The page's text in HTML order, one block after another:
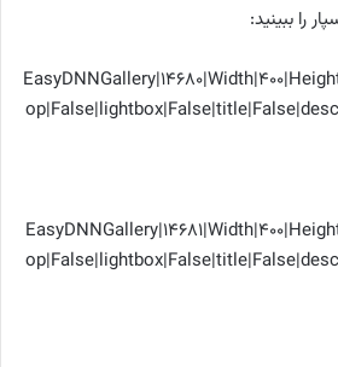
را ببینید: